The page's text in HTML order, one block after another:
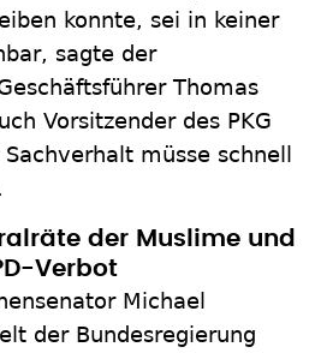
konnte, sei in keiner
sagte der
Thomas
Vorsitzender des PKG
müsse schnell
der Muslime und
Verbot
Michael
der Bundesregierung